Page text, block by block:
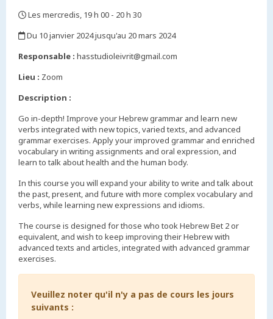
Les mercredis, 19 h 00 - 20 h 30
Du 10 janvier 2024 jusqu'au 20 mars 2024
Responsable : hasstudioleivrit@gmail.com
Lieu : Zoom
Description :
Go in-depth! Improve your Hebrew grammar and learn new
verbs integrated with new topics, varied texts, and advanced
grammar exercises. Apply your improved grammar and enriched
vocabulary in writing assignments and oral expression, and
learn to talk about health and the human body.
In this course you will expand your ability to write and talk about
the past, present, and future with more complex vocabulary and
verbs, while learning new expressions and idioms.
The course is designed for those who took Hebrew Bet 2 or
equivalent, and wish to keep improving their Hebrew with
advanced texts and articles, integrated with advanced grammar
exercises.
Veuillez noter qu'il n'y a pas de cours les jours
suivants :